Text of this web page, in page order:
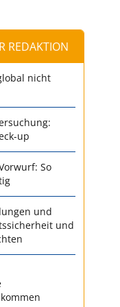
REDAKTION
nicht
up
So
und
und